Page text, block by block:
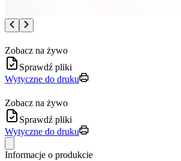
Zobacz na żywo
Sprawdź pliki
Wytyczne do druku
Zobacz na żywo
Sprawdź pliki
Wytyczne do druku
Informacje o produkcie